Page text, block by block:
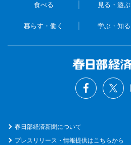
食べる 見る・遊ぶ
暮らす・働く 学ぶ・知る
春日部経済新聞について
プレスリリース・情報提供はこちらから